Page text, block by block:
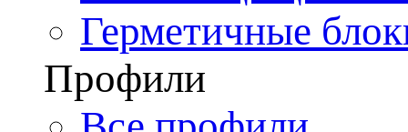
Герметичные
Профили